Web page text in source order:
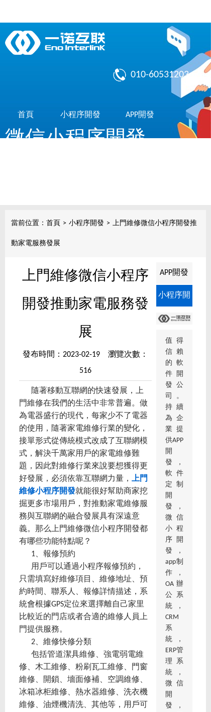
010-60531203
首頁 小程序開發 APP開發
微信小程序開發
當前位置： 首頁 > 小程序開發 > 上門維修微信小程序開發推
動家電服務發展
上門維修微信小程序
開發推動家電服務發
展
發布時間：2023-02-19 瀏覽次數：
516
隨著移動互聯網的快速發展，上
門維修在我們的生活中非常普遍。做
為電器盛行的現代，每家少不了電器
的使用，隨著家電維修行業的變化，
接單形式從傳統模式改成了互聯網模
式，解決千萬家用戶的家電維修難
題，因此對維修行業來說要想獲得更
好發展，必須依靠互聯網力量，上門
維修小程序開發就能很好幫助商家挖
掘更多市場用戶，對推動家電維修服
務與互聯網的融合發展具有深遠意
義。那么上門維修微信小程序開發都
有哪些功能特點呢？
1、報修預約
用戶可以通過小程序報修預約，
只需填寫好維修項目、維修地址、預
約時間、聯系人、報修詳情描述，系
統會根據GPS定位來選擇離自己家里
比較近的門店或者合適的維修人員上
門提供服務。
2、維修快修分類
包括管道潔具維修、強電弱電維
修、木工維修、粉刷瓦工維修、門窗
維修、開鎖、墻面修補、空調維修、
冰箱冰柜維修、熱水器維修、洗衣機
維修、油煙機清洗、其他等，用戶可
APP開發
小程序開
發
值得
信賴
的軟
件開
發公
司。
持續
為企
業提
供APP
開
發，
軟件
定制
開
發，
微信
小程
序開
發，
app制
作，
OA辦
公系
統，
CRM
系
統，
ERP管
理系
統，
微信
開
發，